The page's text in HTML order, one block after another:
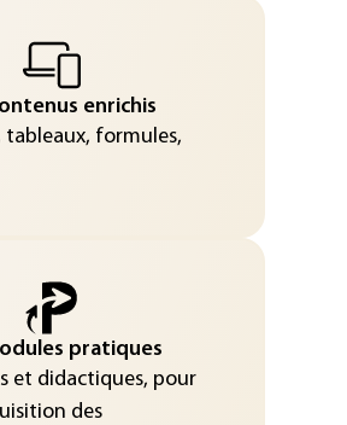
enrichis
tableaux, formules,
pratiques
et didactiques, pour
des